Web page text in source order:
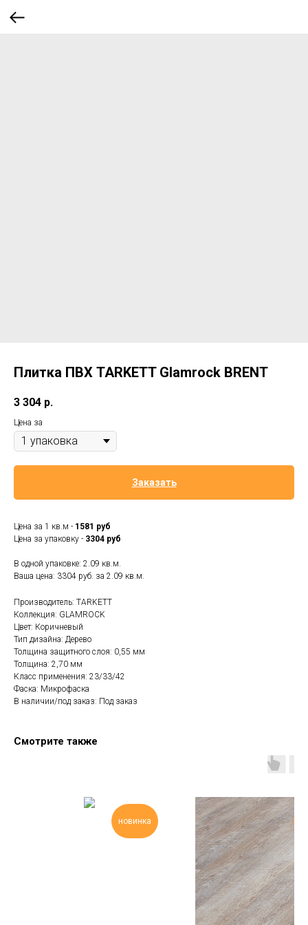
Плитка ПВХ TARKETT Glamrock BRENT
3 304 р.
Цена за
Заказать
Цена за 1 кв.м - 1581 руб
Цена за упаковку - 3304 руб
В одной упаковке: 2.09 кв.м.
Ваша цена: 3304 руб. за 2.09 кв.м.
Производитель: TARKETT
Коллекция: GLAMROCK
Цвет: Коричневый
Тип дизайна: Дерево
Толщина защитного слоя: 0,55 мм
Толщина: 2,70 мм
Класс применения: 23/33/42
Фаска: Микрофаска
В наличии/под заказ: Под заказ
Смотрите также
новинка